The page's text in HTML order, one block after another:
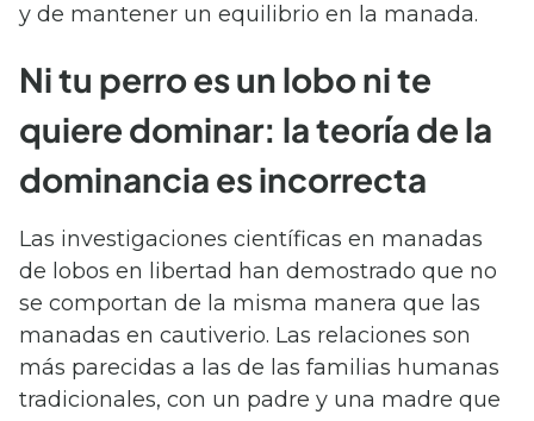
y de mantener un equilibrio en la manada.
Ni tu perro es un lobo ni te
quiere dominar: la teoría de la
dominancia es incorrecta
Las investigaciones científicas en manadas
de lobos en libertad han demostrado que no
se comportan de la misma manera que las
manadas en cautiverio. Las relaciones son
más parecidas a las de las familias humanas
tradicionales, con un padre y una madre que